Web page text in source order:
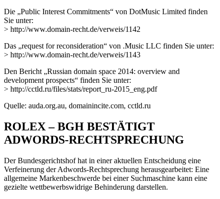
Die „Public Interest Commitments“ von DotMusic Limited finden
Sie unter:
> http://www.domain-recht.de/verweis/1142
Das „request for reconsideration“ von .Music LLC finden Sie unter:
> http://www.domain-recht.de/verweis/1143
Den Bericht „Russian domain space 2014: overview and
development prospects“ finden Sie unter:
> http://cctld.ru/files/stats/report_ru-2015_eng.pdf
Quelle: auda.org.au, domainincite.com, cctld.ru
ROLEX – BGH BESTÄTIGT
ADWORDS-RECHTSPRECHUNG
Der Bundesgerichtshof hat in einer aktuellen Entscheidung eine
Verfeinerung der Adwords-Rechtsprechung herausgearbeitet: Eine
allgemeine Markenbeschwerde bei einer Suchmaschine kann eine
gezielte wettbewerbswidrige Behinderung darstellen.